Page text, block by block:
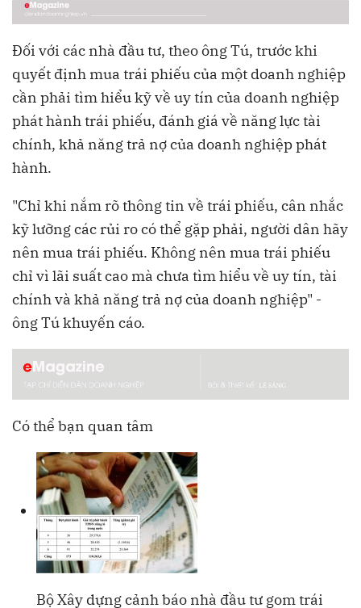
Đối với các nhà đầu tư, theo ông Tú, trước khi
quyết định mua trái phiếu của một doanh nghiệp
cần phải tìm hiểu kỹ về uy tín của doanh nghiệp
phát hành trái phiếu, đánh giá về năng lực tài
chính, khả năng trả nợ của doanh nghiệp phát
hành.
"Chỉ khi nắm rõ thông tin về trái phiếu, cân nhắc
kỹ lưỡng các rủi ro có thể gặp phải, người dân hãy
nên mua trái phiếu. Không nên mua trái phiếu
chỉ vì lãi suất cao mà chưa tìm hiểu về uy tín, tài
chính và khả năng trả nợ của doanh nghiệp" -
ông Tú khuyến cáo.
Có thể bạn quan tâm
Bộ Xây dựng cảnh báo nhà đầu tư gom trái